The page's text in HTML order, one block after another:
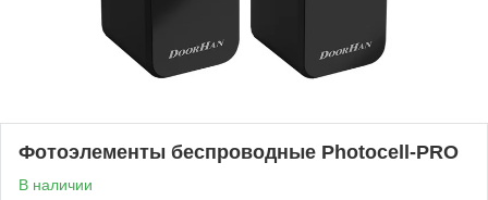
Фотоэлементы беспроводные Photocell-PRO
В наличии